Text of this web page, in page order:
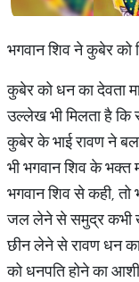
​भगवान शिव ने कुबेर को
कुबेर को धन का देवता
उल्लेख भी मिलता है
कुबेर के भाई रावण ने
भी भगवान शिव के
भगवान शिव से कही,
जल लेने से समुद्र कभी
छीन लेने से रावण धन
को धनपति होने का